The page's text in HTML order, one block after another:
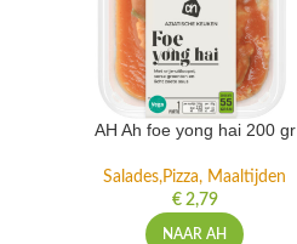
AH Ah foe yong hai 200 gr
Salades,Pizza, Maaltijden
€2,79
NAAR AH